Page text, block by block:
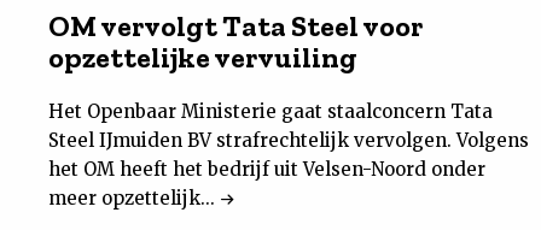
OM vervolgt Tata Steel voor
opzettelijke vervuiling
Het Openbaar Ministerie gaat staalconcern Tata
Steel IJmuiden BV strafrechtelijk vervolgen. Volgens
het OM heeft het bedrijf uit Velsen-Noord onder
meer opzettelijk...